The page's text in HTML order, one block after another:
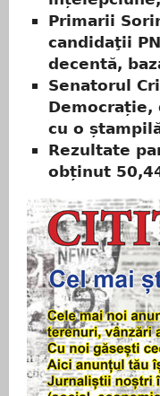
Primarii
candidaţii
decentă,
Senatorul
Democrație,
cu o
Rezultate
obținut